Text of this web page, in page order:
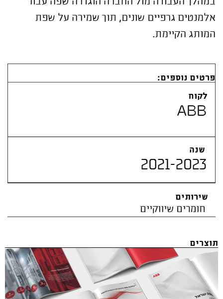
אלמנטים גרפיים שונים, תוך שמירה על שפת
המותג הקיימת.
פרטים נוספים:
לקוח
ABB
שנה
2021-2023
שירותים
חומרים שיווקיים
תוצרים